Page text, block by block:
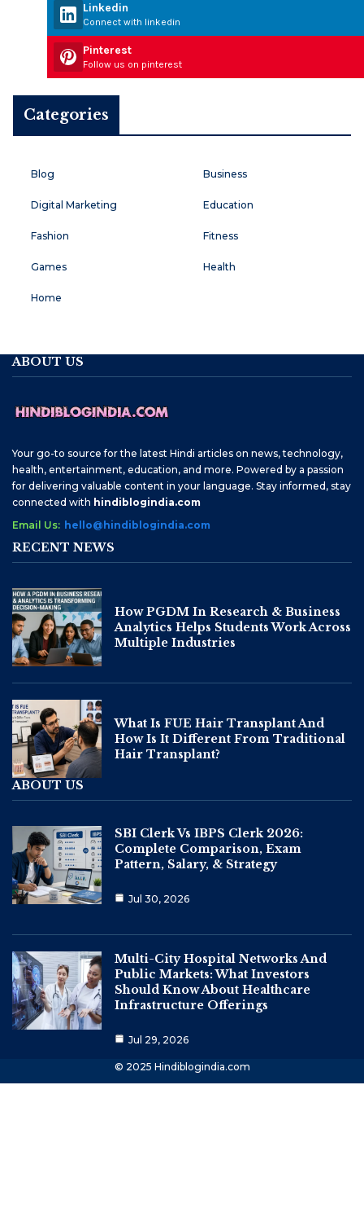
Linkedin
Connect with linkedin
Pinterest
Follow us on pinterest
Categories
Blog Business
Digital Marketing Education
Fashion Fitness
Games Health
Home
ABOUT US
Your go-to source for the latest Hindi articles on news, technology,
health, entertainment, education, and more. Powered by a passion
for delivering valuable content in your language. Stay informed, stay
connected with hindiblogindia.com
Email Us: hello@hindiblogindia.com
RECENT NEWS
How PGDM In Research & Business
Analytics Helps Students Work Across
Multiple Industries
What Is FUE Hair Transplant And
How Is It Different From Traditional
Hair Transplant?
ABOUT US
SBI Clerk Vs IBPS Clerk 2026:
Complete Comparison, Exam
Pattern, Salary, & Strategy
Jul 30, 2026
Multi-City Hospital Networks And
Public Markets: What Investors
Should Know About Healthcare
Infrastructure Offerings
Jul 29, 2026
© 2025 Hindiblogindia.com